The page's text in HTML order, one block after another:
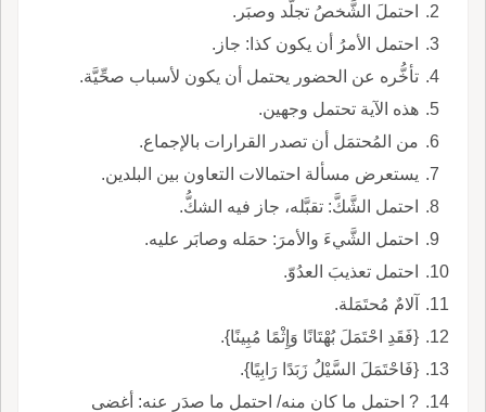
احتملَ الشَّخصُ تجلَّد وصبَر.
احتمل الأمرُ أن يكون كذا: جاز.
تأخُّره عن الحضور يحتمل أن يكون لأسباب صحِّيَّة.
هذه الآية تحتمل وجهين.
من المُحتمَل أن تصدر القرارات بالإجماع.
يستعرض مسألة احتمالات التعاون بين البلدين.
احتمل الشَّكَّ: تقبَّله، جاز فيه الشكُّ.
احتمل الشَّيءَ والأمرَ: حمَله وصابَر عليه.
احتمل تعذيبَ العدُوّ.
آلامٌ مُحتَمَلة.
{فَقَدِ احْتَمَلَ بُهْتَانًا وَإِثْمًا مُبِينًا}.
{فَاحْتَمَلَ السَّيْلُ زَبَدًا رَابِيًا}.
? احتمل ما كان منه/ احتمل ما صدَر عنه: أغضى